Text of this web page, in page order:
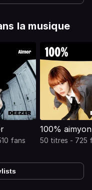
la musique
fans
100% aimyon
50 titres - 725